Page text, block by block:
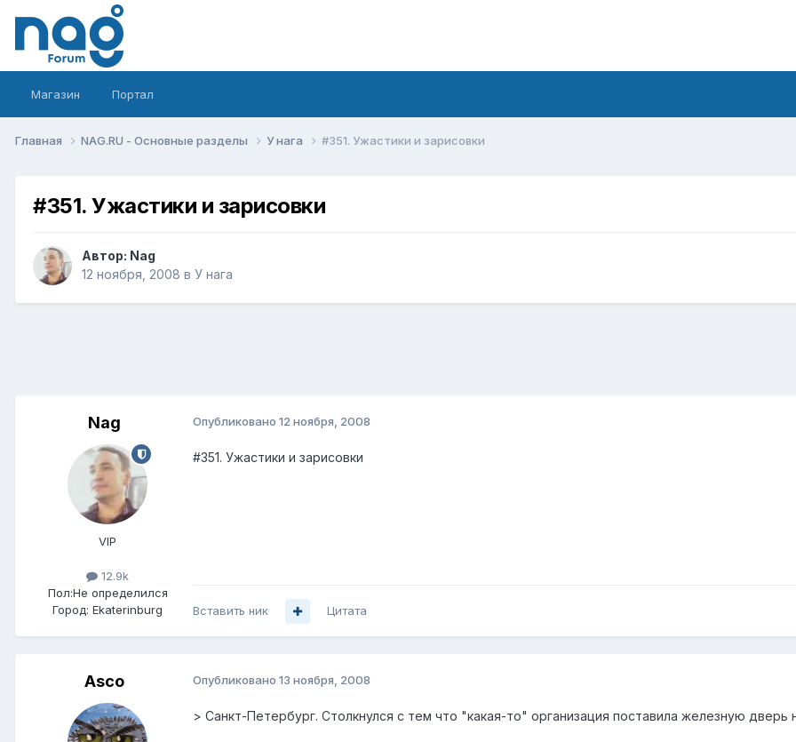
Магазин Портал
Главная NAG.RU - Основные разделы У нага #351. Ужастики и зарисовки
#351. Ужастики и зарисовки
Автор: Nag
12 ноября, 2008 в У нага
Nag
VIP
12.9k
Пол:Не определился
Город: Ekaterinburg
Опубликовано 12 ноября, 2008
#351. Ужастики и зарисовки
Вставить ник Цитата
Asco Опубликовано 13 ноября, 2008
> Санкт-Петербург. Столкнулся с тем что "какая-то" организация поставила железную дверь